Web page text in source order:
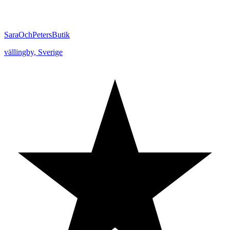
SaraOchPetersButik
vällingby, Sverige